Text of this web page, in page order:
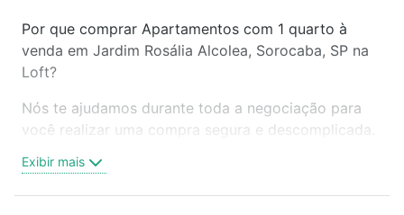
Por que comprar Apartamentos com 1 quarto à
venda em Jardim Rosália Alcolea, Sorocaba, SP na
Loft?
Nós te ajudamos durante toda a negociação para
você realizar uma compra segura e descomplicada.
trabalho e do metrô, aqui você vai encontrar a
oferta ideal de Apartamentos com 1 quarto à venda
Exibir mais